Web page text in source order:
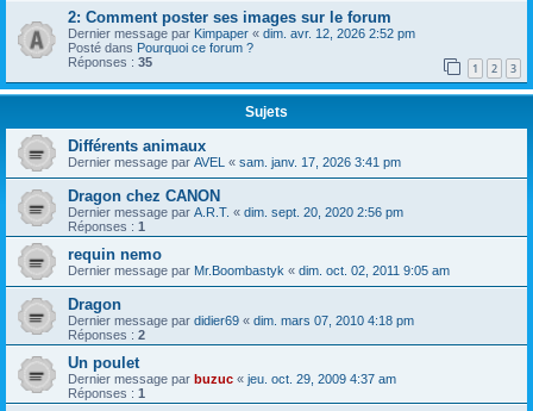
2: Comment poster ses images sur le forum
Dernier message par Kimpaper « dim. avr. 12, 2026 2:52 pm
Posté dans Pourquoi ce forum ?
Réponses : 35 1 2 3
Sujets
Différents animaux
Dernier message par AVEL « sam. janv. 17, 2026 3:41 pm
Dragon chez CANON
Dernier message par A.R.T. « dim. sept. 20, 2020 2:56 pm
Réponses : 1
requin nemo
Dernier message par Mr.Boombastyk « dim. oct. 02, 2011 9:05 am
Dragon
Dernier message par didier69 « dim. mars 07, 2010 4:18 pm
Réponses : 2
Un poulet
Dernier message par buzuc « jeu. oct. 29, 2009 4:37 am
Réponses : 1